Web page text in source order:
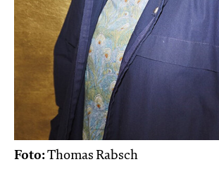
Foto:Thomas Rabsch